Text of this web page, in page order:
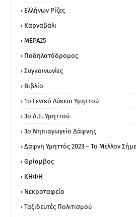
Ελλήνων Ρίζες
Καρναβάλι
ΜΕΡΑ25
Ποδηλατόδρομος
Συγκοινωνίες
Βιβλίο
1ο Γενικό Λύκειο Υμηττού
3ο Δ.Σ. Υμηττού
3ο Νηπιαγωγείο Δάφνης
Δάφνη Υμηττός 2023 – Το Μέλλον
Θρίαμβος
ΚΗΦΗ
Νεκροταφείο
Ταξιδευτές Πολιτισμού